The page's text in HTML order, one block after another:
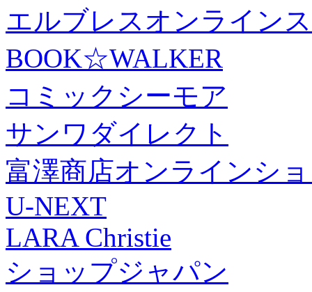
エルブレスオンライン
BOOK☆WALKER
コミックシーモア
サンワダイレクト
富澤商店オンラインシ
U-NEXT
LARA Christie
ショップジャパン